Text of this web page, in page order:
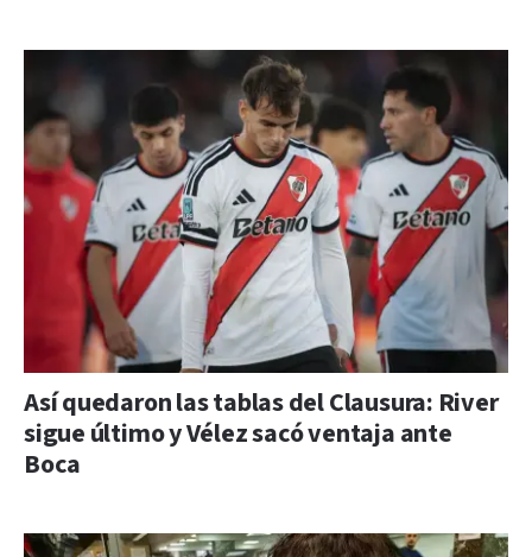
Así quedaron las tablas del Clausura: River
sigue último y Vélez sacó ventaja ante
Boca